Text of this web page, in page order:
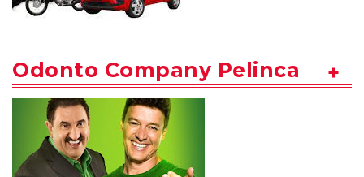
Odonto Company Pelinca